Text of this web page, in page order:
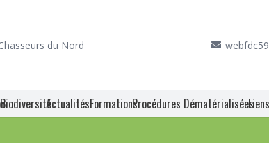
du Nord
BiodiversitéActualitésFormationsProcédures Dématérialisées